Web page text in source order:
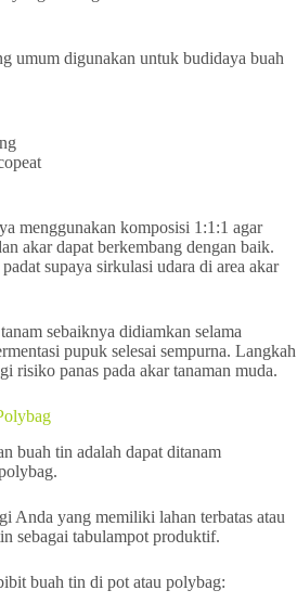
umum digunakan untuk budidaya buah
menggunakan komposisi 1:1:1 agar
akar dapat berkembang dengan baik.
supaya sirkulasi udara di area akar
sebaiknya didiamkan selama
pupuk selesai sempurna. Langkah
risiko panas pada akar tanaman muda.
buah tin adalah dapat ditanam
Anda yang memiliki lahan terbatas atau
sebagai tabulampot produktif.
buah tin di pot atau polybag: